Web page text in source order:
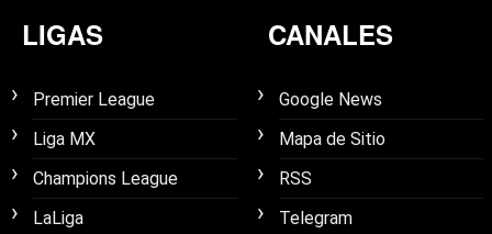
LIGAS
Premier League
Liga MX
Champions League
LaLiga
CANALES
Google News
Mapa de Sitio
RSS
Telegram